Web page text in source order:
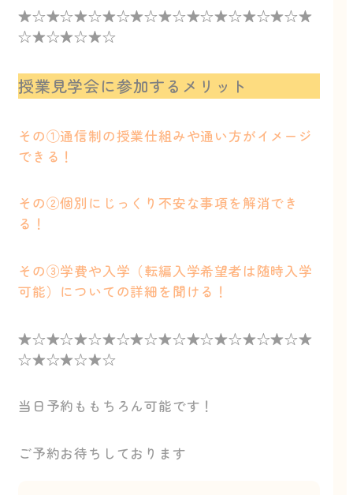
★☆★☆★☆★☆★☆★☆★☆★☆★☆★☆★
☆★☆★☆★☆
授業見学会に参加するメリット
その①通信制の授業仕組みや通い方がイメージ
できる！
その②個別にじっくり不安な事項を解消でき
る！
その③学費や入学（転編入学希望者は随時入学
可能）についての詳細を聞ける！
★☆★☆★☆★☆★☆★☆★☆★☆★☆★☆★
☆★☆★☆★☆
当日予約ももちろん可能です！
ご予約お待ちしております